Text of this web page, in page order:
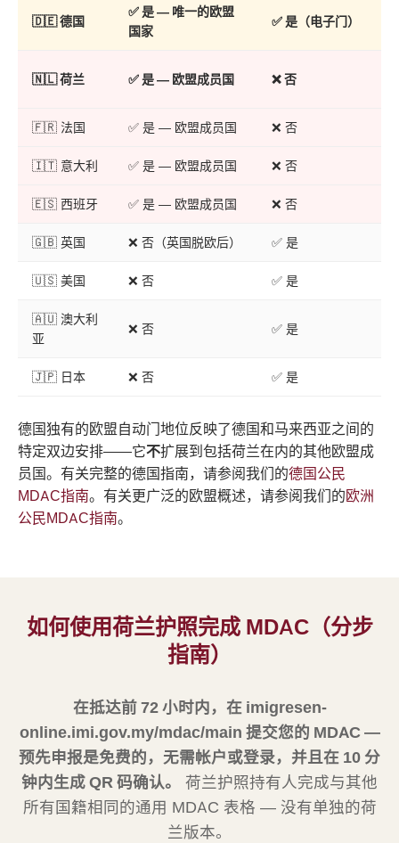
🇩🇪 德国
✅ 是 — 唯一的欧盟
国家
✅是（电子门）
🇳🇱荷兰 ✅ 是 — 欧盟成员国 ❌否
🇫🇷 法国 ✅ 是 — 欧盟成员国 ❌ 否
🇮🇹 意大利 ✅ 是 — 欧盟成员国 ❌ 否
🇪🇸 西班牙 ✅ 是 — 欧盟成员国 ❌ 否
🇬🇧 英国 ❌ 否（英国脱欧后） ✅ 是
🇺🇸 美国 ❌ 否 ✅ 是
🇦🇺 澳大利
亚
❌ 否 ✅ 是
🇯🇵 日本 ❌ 否 ✅ 是
德国独有的欧盟自动门地位反映了德国和马来西亚之间的
特定双边安排——它不扩展到包括荷兰在内的其他欧盟成
员国。有关完整的德国指南，请参阅我们的德国公民
MDAC指南。有关更广泛的欧盟概述，请参阅我们的欧洲
公民MDAC指南。
如何使用荷兰护照完成 MDAC（分步
指南）
在抵达前 72 小时内，在 imigresen-
online.imi.gov.my/mdac/main 提交您的 MDAC —
预先申报是免费的，无需帐户或登录，并且在 10 分
钟内生成 QR 码确认。
荷兰护照持有人完成与其他
所有国籍相同的通用 MDAC 表格 — 没有单独的荷
兰版本。